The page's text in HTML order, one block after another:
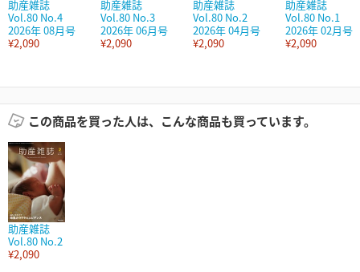
助産雑誌
Vol.80 No.4
2026年 08月号
¥2,090
助産雑誌
Vol.80 No.3
2026年 06月号
¥2,090
助産雑誌
Vol.80 No.2
2026年 04月号
¥2,090
助産雑誌
Vol.80 No.1
2026年 02月号
¥2,090
この商品を買った人は、こんな商品も買っています。
助産雑誌
Vol.80 No.2
¥2,090